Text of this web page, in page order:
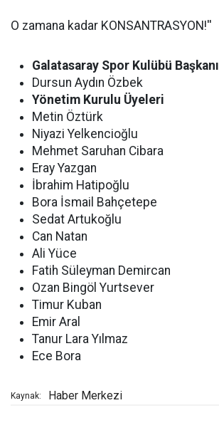
O zamana kadar KONSANTRASYON!''
Galatasaray Spor Kulübü Başkanı
Dursun Aydın Özbek
Yönetim Kurulu Üyeleri
Metin Öztürk
Niyazi Yelkencioğlu
Mehmet Saruhan Cibara
Eray Yazgan
İbrahim Hatipoğlu
Bora İsmail Bahçetepe
Sedat Artukoğlu
Can Natan
Ali Yüce
Fatih Süleyman Demircan
Ozan Bingöl Yurtsever
Timur Kuban
Emir Aral
Tanur Lara Yılmaz
Ece Bora
Kaynak: Haber Merkezi